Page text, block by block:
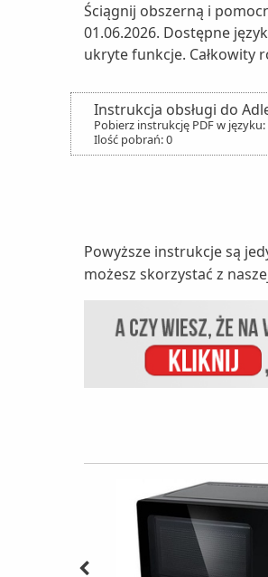
Ściągnij obszerną i
01.06.2026. Dostępne
ukryte funkcje. Całkowity
Instrukcja obsługi do
Pobierz instrukcję PDF w języku:
Ilość pobrań: 0
Powyższe instrukcje są
możesz skorzystać z